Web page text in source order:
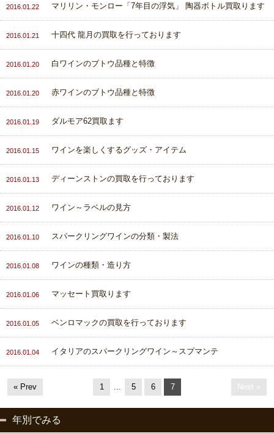
2016.01.22 マリリン・モンロー「7年目の浮気」 陶器ボトル買取ります
2016.01.21 十四代 龍月の買取を行っております
2016.01.20 白ワインのブトウ品種と特徴
2016.01.20 赤ワインのブトウ品種と特徴
2016.01.19 ダルモア62買取ます
2016.01.15 ワインを楽しくするグッズ・アイテム
2016.01.13 ディーンストンの買取を行っております
2016.01.12 ワイン～ラベルの見方
2016.01.10 スパークリングワインの分類・製法
2016.01.08 ワインの種類・造り方
2016.01.06 マッセート買取ります
2016.01.05 ベンロマックの買取を行っております
2016.01.04 イタリアのスパークリングワイン～スプマンテ
« Prev 1 ... 5 6 7 Next »
年別でみる